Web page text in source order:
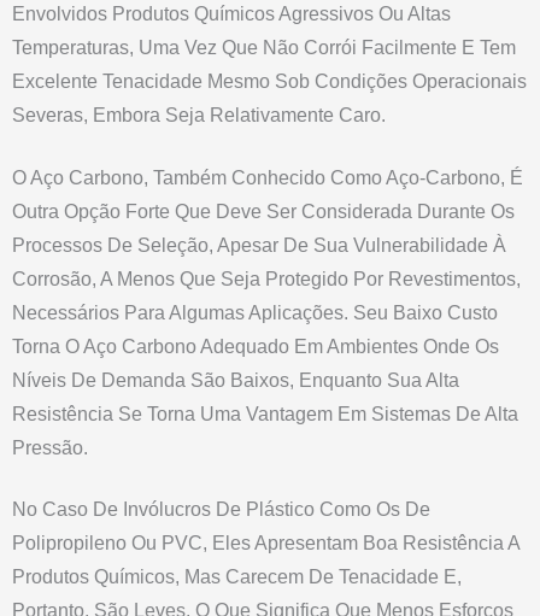
Envolvidos Produtos Químicos Agressivos Ou Altas
Temperaturas, Uma Vez Que Não Corrói Facilmente E Tem
Excelente Tenacidade Mesmo Sob Condições Operacionais
Severas, Embora Seja Relativamente Caro.
O Aço Carbono, Também Conhecido Como Aço-Carbono, É
Outra Opção Forte Que Deve Ser Considerada Durante Os
Processos De Seleção, Apesar De Sua Vulnerabilidade À
Corrosão, A Menos Que Seja Protegido Por Revestimentos,
Necessários Para Algumas Aplicações. Seu Baixo Custo
Torna O Aço Carbono Adequado Em Ambientes Onde Os
Níveis De Demanda São Baixos, Enquanto Sua Alta
Resistência Se Torna Uma Vantagem Em Sistemas De Alta
Pressão.
No Caso De Invólucros De Plástico Como Os De
Polipropileno Ou PVC, Eles Apresentam Boa Resistência A
Produtos Químicos, Mas Carecem De Tenacidade E,
Portanto, São Leves, O Que Significa Que Menos Esforços